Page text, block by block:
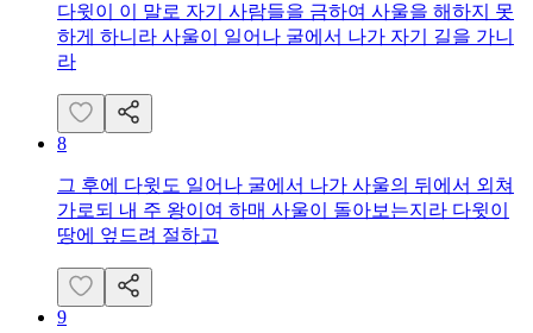
다윗이 이 말로 자기 사람들을 금하여 사울을 해하지 못
하게 하니라 사울이 일어나 굴에서 나가 자기 길을 가니
라
8
그 후에 다윗도 일어나 굴에서 나가 사울의 뒤에서 외쳐
가로되 내 주 왕이여 하매 사울이 돌아보는지라 다윗이
땅에 엎드려 절하고
9